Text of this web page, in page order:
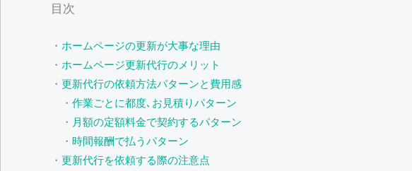
目次
・ ホームページの更新が大事な理由
・ ホームページ更新代行のメリット
・ 更新代行の依頼方法パターンと費用感
・ 作業ごとに都度､お見積りパターン
・ 月額の定額料金で契約するパターン
・ 時間報酬で払うパターン
・ 更新代行を依頼する際の注意点